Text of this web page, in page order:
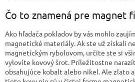
Čo to znamená pre magnet
Ako hľadača pokladov by vás mohlo
magnetické materiály. Ak ste už získali
magnetickým rybolovom, určite ste si
vylovíte kovový šrot. Príležitostne
obsahujúce kobalt alebo nikel. Ale zlato